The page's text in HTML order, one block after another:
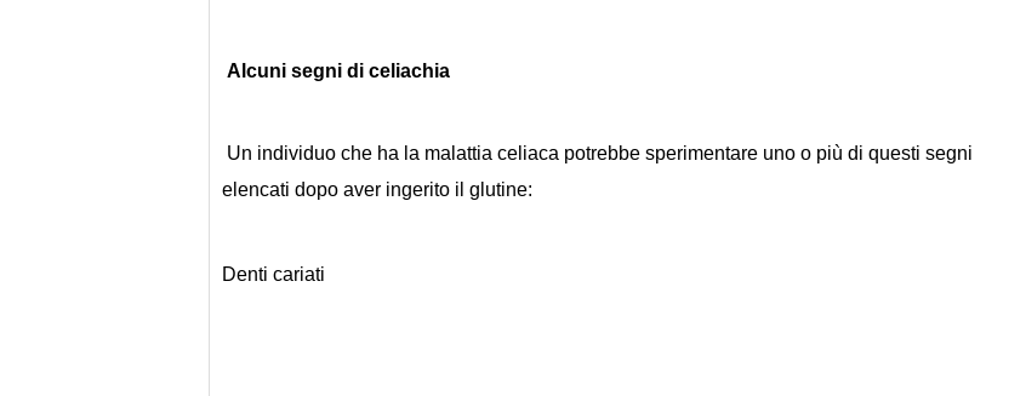
Alcuni segni di celiachia
elencati dopo aver ingerito il glutine:
Denti cariati